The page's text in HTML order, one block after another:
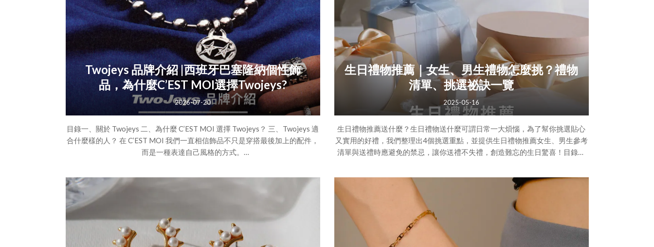
Twojeys 品牌介紹 |西班牙巴塞隆納個性飾
品，為什麼C’EST MOI選擇Twojeys?
2026-07-20
目錄一、關於 Twojeys 二、為什麼 C’EST MOI 選擇 Twojeys？ 三、Twojeys 適
合什麼樣的人？ 在 C’EST MOI 我們一直相信飾品不只是穿搭最後加上的配件，
而是一種表達自己風格的方式。
讓人一眼就記住的風格？以及，它能不能讓穿戴的人，用自己的方式去詮釋
而來自西班牙巴塞隆納的飾品品牌 Twojeys，就是我們在尋找品牌的過程中，
一、關於 Twojeys
生日禮物推薦｜女生、男生禮物怎麼挑？禮物
清單、挑選祕訣一覽
2025-05-16
生日禮物推薦送什麼？生日禮物送什麼可謂日常一大煩惱，為了幫你挑選貼心
又實用的好禮，我們整理出4個挑選重點，並提供生日禮物推薦女生、男生參考
清單與送禮時應避免的禁忌，讓你送禮不失禮，創造難忘的生日驚喜！目錄：
要點 1：考量雙方親密程度要點 2：觀察對方的興趣與個性要點 3：預算規劃要
點 4：禮物的實用性與獨特性二、生日禮物推薦女款│送閨蜜、女友的高質感選
擇🎁飾品🎁香氛蠟燭、融蠟燈🎁手錶🎁拍立得、底片相機🎁咖啡、食品禮盒🎁